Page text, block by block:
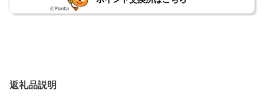
返礼品説明